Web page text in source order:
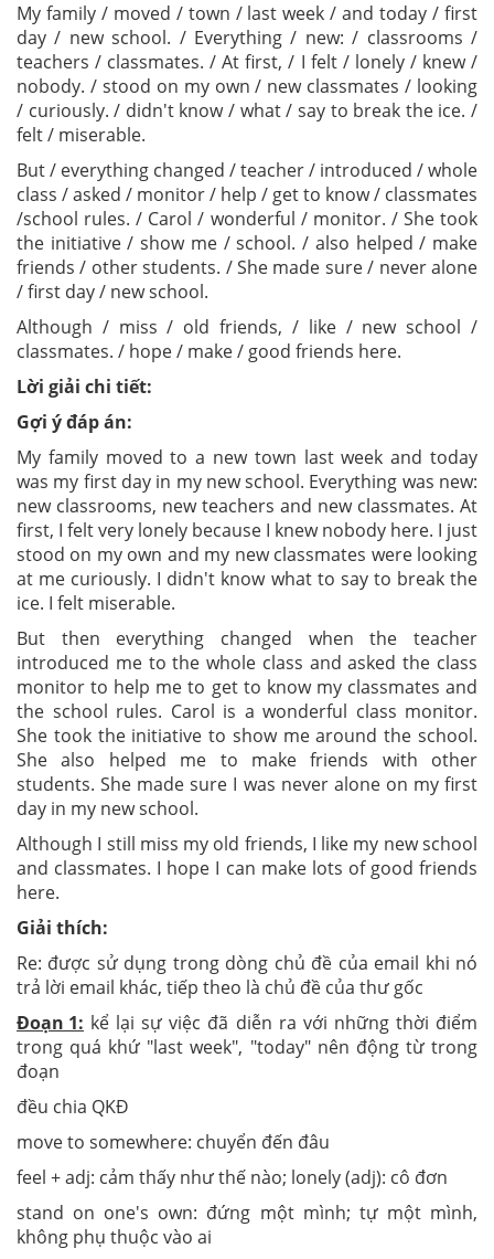
My family / moved / town / last week / and today / first
day / new school. / Everything / new: / classrooms /
teachers / classmates. / At first, / I felt / lonely / knew /
nobody. / stood on my own / new classmates / looking
/ curiously. / didn't know / what / say to break the ice. /
felt / miserable.
But / everything changed / teacher / introduced / whole
class / asked / monitor / help / get to know / classmates
/school rules. / Carol / wonderful / monitor. / She took
the initiative / show me / school. / also helped / make
friends / other students. / She made sure / never alone
/ first day / new school.
Although / miss / old friends, / like / new school /
classmates. / hope / make / good friends here.
Lời giải chi tiết:
Gợi ý đáp án:
My family moved to a new town last week and today
was my first day in my new school. Everything was new:
new classrooms, new teachers and new classmates. At
first, I felt very lonely because I knew nobody here. I just
stood on my own and my new classmates were looking
at me curiously. I didn't know what to say to break the
ice. I felt miserable.
But then everything changed when the teacher
introduced me to the whole class and asked the class
monitor to help me to get to know my classmates and
the school rules. Carol is a wonderful class monitor.
She took the initiative to show me around the school.
She also helped me to make friends with other
students. She made sure I was never alone on my first
day in my new school.
Although I still miss my old friends, I like my new school
and classmates. I hope I can make lots of good friends
here.
Giải thích:
Re: được sử dụng trong dòng chủ đề của email khi nó
trả lời email khác, tiếp theo là chủ đề của thư gốc
Đoạn 1: kể lại sự việc đã diễn ra với những thời điểm
trong quá khứ "last week", "today" nên động từ trong
đoạn
đều chia QKĐ
move to somewhere: chuyển đến đâu
feel + adj: cảm thấy như thế nào; lonely (adj): cô đơn
stand on one's own: đứng một mình; tự một mình,
không phụ thuộc vào ai